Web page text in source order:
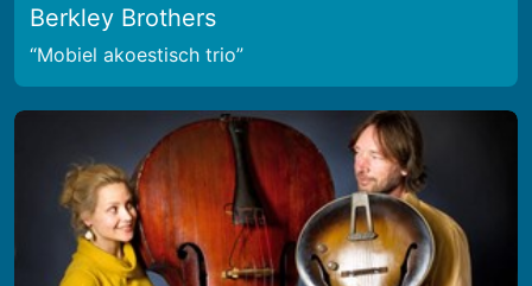
Berkley Brothers
Mobiel akoestisch trio